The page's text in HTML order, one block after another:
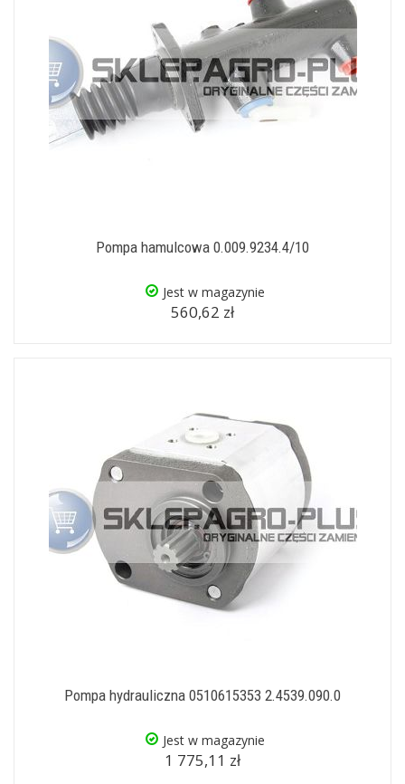
Pompa hamulcowa 0.009.9234.4/10
Jest w magazynie
560,62 zł
Pompa hydrauliczna 0510615353 2.4539.090.0
Jest w magazynie
1 775,11 zł